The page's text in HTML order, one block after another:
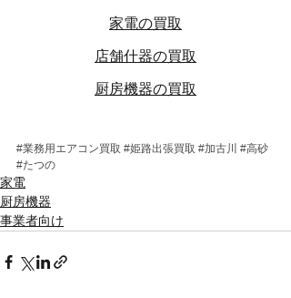
家電の買取
店舗什器の買取
厨房機器の買取
#業務用エアコン買取 #姫路出張買取 #加古川 #高砂
#たつの
家電
厨房機器
事業者向け